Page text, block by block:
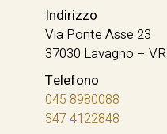
Indirizzo
Via Ponte Asse 23
37030 Lavagno – VR
Telefono
045 8980088
347 4122848